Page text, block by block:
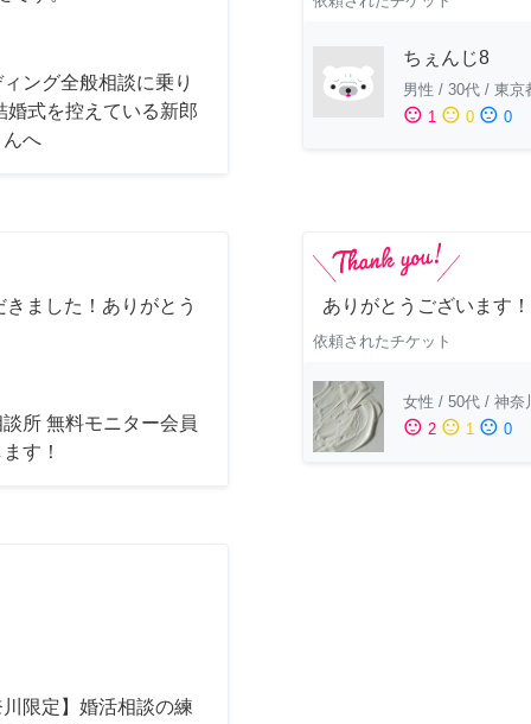
ング全般相談に乗り
婚式を控えている新郎
へ
ちぇんじ8
男性 / 30代 / 東京
sentiment_satisfied 1 sentiment_neutral 0 sentiment_dissatisfied 0
ました！ありがとう
所 無料モニター会員
す！
ありがとうございます！
依頼されたチケット
女性 / 50代 / 神奈
sentiment_satisfied 2 sentiment_neutral 1 sentiment_dissatisfied 0
限定】婚活相談の練